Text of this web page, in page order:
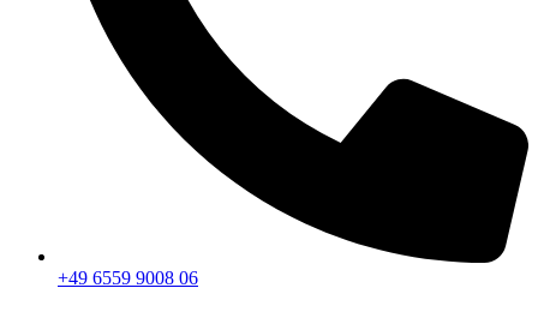
+49 6559 9008 06